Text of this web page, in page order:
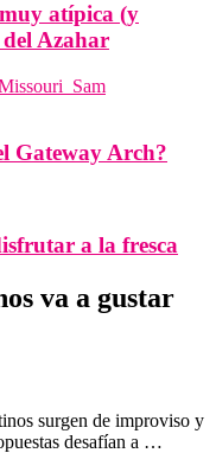
atípica (y
Azahar
Gateway Arch?
a la fresca
va a gustar
surgen de improviso y
desafían a …